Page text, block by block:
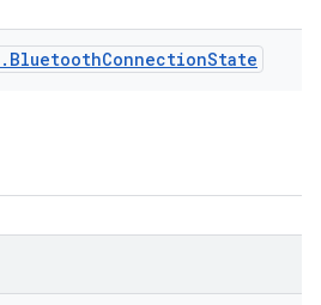
. BluetoothConnectionState